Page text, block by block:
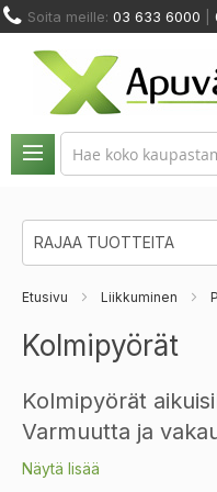
Skip
to
Content
Soita meille: 03 633 6000
KALUSTEET
Etusivu Liikkuminen
Kolmipyörät
Kolmipyörät
Varmuutta ja
Kolmipyörä on täydellinen
Näytä lisää
RAJAA TUOTTEITA